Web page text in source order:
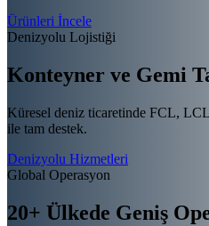
Ürünleri İncele
Denizyolu Lojistiği
Konteyner ve Gemi
Küresel deniz ticaretinde FCL,
ile tam destek.
Denizyolu Hizmetleri
Global Operasyon
20+ Ülkede Geniş